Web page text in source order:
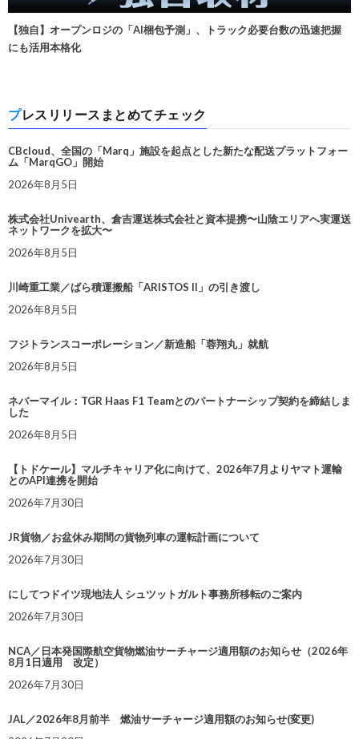
【独自】オープンロジの「AI梱包予測」、トラック必要台数の迅速把握
にも活用本格化
プレスリリースまとめてチェック
CBcloud、全国の「Marq」施設を起点とした新たな配送プラットフォー
ム「MarqGO」開始
2026年8月5日
株式会社Univearth、倉吉運送株式会社と資本提携〜山陰エリアへ実運送
ネットワークを拡大〜
2026年8月5日
川崎重工業／ばら積運搬船「ARISTOS II」の引き渡し
2026年8月5日
フジトランスコーポレーション／新造船「蓉翔丸」就航
2026年8月5日
ネバーマイル：TGR Haas F1 Teamとのパートナーシップ契約を締結しま
した
2026年8月5日
【トドケール】マルチキャリア化に向けて、2026年7月よりヤマト運輸
とのAPI連携を開始
2026年7月30日
JR貨物／お盆休み期間の貨物列車の運転計画について
2026年7月30日
にしてつドイツ現地法人 シュツットガルト事務所移転のご案内
2026年7月30日
NCA／日本発国際航空貨物燃油サーチャージ適用額のお知らせ（2026年
8月1日適用 改定）
2026年7月30日
JAL／2026年8月前半 燃油サーチャージ適用額のお知らせ(変更)